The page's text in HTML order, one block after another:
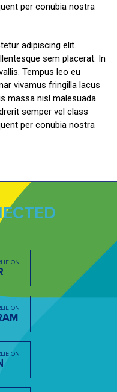
per conubia nostra
adipiscing elit.
sem placerat. In
Tempus leo eu
vivamus fringilla lacus
massa nisl malesuada
semper vel class
per conubia nostra
ON
ON
ON